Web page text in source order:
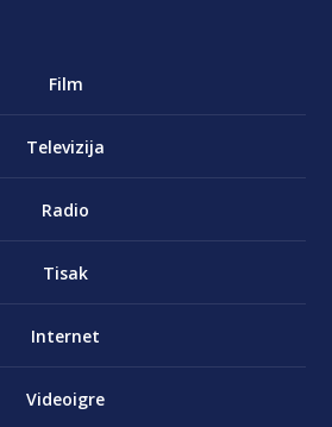
Film
Televizija
Radio
Tisak
Internet
Videoigre